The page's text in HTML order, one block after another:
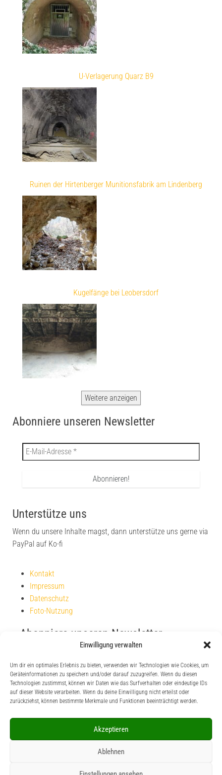
Einwilligung verwalten
Um dir ein optimales Erlebnis zu bieten, verwenden wir Technologien wie Cookies, um
Geräteinformationen zu speichern und/oder darauf zuzugreifen. Wenn du diesen
Technologien zustimmst, können wir Daten wie das Surfverhalten oder eindeutige IDs
auf dieser Website verarbeiten. Wenn du deine Einwilligung nicht erteilst oder
zurückziehst, können bestimmte Merkmale und Funktionen beeinträchtigt werden.
Akzeptieren
Ablehnen
U-Verlagerung Quarz B9
Ruinen der Hirtenberger Munitionsfabrik am Lindenberg
Kugelfänge bei Leobersdorf
Weitere anzeigen
Abonniere unseren Newsletter
Unterstütze uns
Wenn du unsere Inhalte magst, dann unterstütze uns gerne via
PayPal auf Ko-fi
Kontakt
Impressum
Datenschutz
Foto-Nutzung
Abonniere unseren Newsletter
Wenn du unsere Inhalte magst, dann unterstütze uns
gerne via PayPal auf Ko-fi